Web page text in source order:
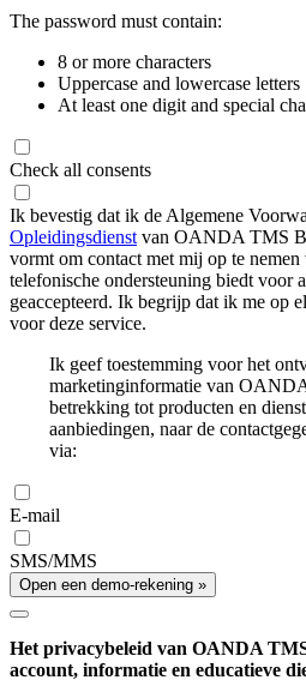
The password must contain:
8 or more characters
Uppercase and lowercase letters
At least one digit and special
Check all consents
Ik bevestig dat ik de Algemene
Opleidingsdienst van OANDA TMS
vormt om contact met mij op te nemen
telefonische ondersteuning biedt voor
geaccepteerd. Ik begrijp dat ik me op
voor deze service.
Ik geef toestemming voor het
marketinginformatie van
betrekking tot producten en
aanbiedingen, naar de
via:
E-mail
SMS/MMS
Open een demo-rekening »
Het privacybeleid van OANDA
account, informatie en educatieve